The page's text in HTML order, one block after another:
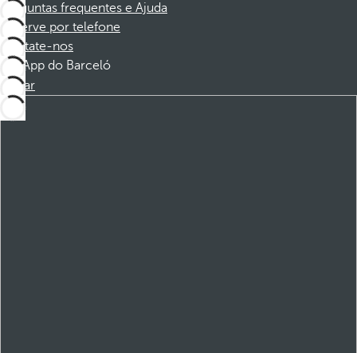
Perguntas frequentes e Ajuda
Reserve por telefone
Contate-nos
App do Barceló
Baixar